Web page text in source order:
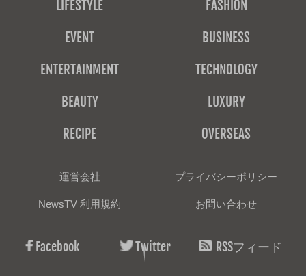
LIFESTYLE
FASHION
EVENT
BUSINESS
ENTERTAINMENT
TECHNOLOGY
BEAUTY
LUXURY
RECIPE
OVERSEAS
運営会社 プライバシーポリシー
NewsTV 利用規約 お問い合わせ
Facebook Twitter RSSフィード